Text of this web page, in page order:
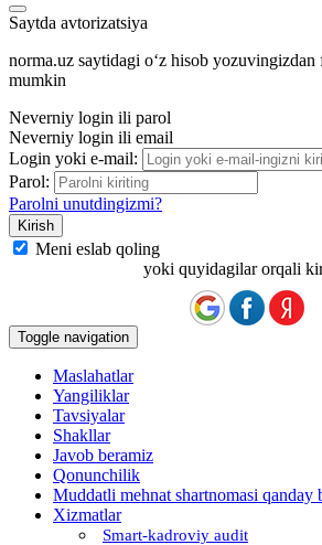
Saytda avtorizatsiya
norma.uz saytidagi oʻz hisob
mumkin
Neverniy login ili parol
Neverniy login ili email
Login yoki e-mail:
Parol:
Parolni unutdingizmi?
Meni eslab qoling
yoki quyidagilar orqali
Toggle navigation
Maslahatlar
Yangiliklar
Tavsiyalar
Shakllar
Javob beramiz
Qonunchilik
Muddatli mehnat shartnomasi qanday
Xizmatlar
Smart-kadroviy audit